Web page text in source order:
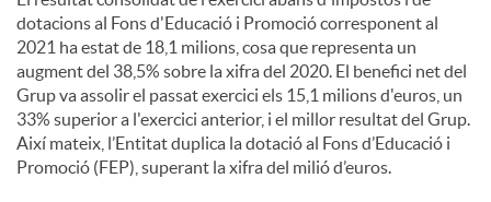
dotacions al Fons d'Educació i Promoció corresponent al
2021 ha estat de 18,1 milions, cosa que representa un
augment del 38,5% sobre la xifra del 2020. El benefici net del
Grup va assolir el passat exercici els 15,1 milions d'euros, un
33% superior a l'exercici anterior, i el millor resultat del Grup.
Així mateix, l’Entitat duplica la dotació al Fons d’Educació i
Promoció (FEP), superant la xifra del milió d’euros.